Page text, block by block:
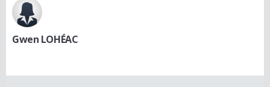
Gwen LOHÉAC